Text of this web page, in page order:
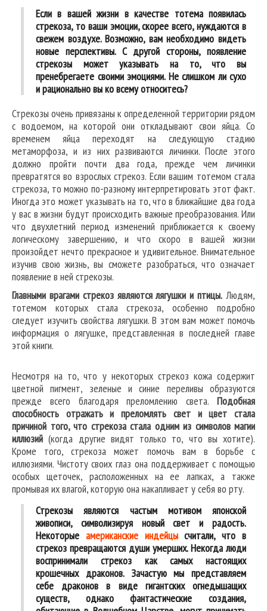
Если в вашей жизни в качестве тотема появилась
стрекоза, то ваши эмоции, скорее всего, нуждаются в
свежем воздухе. Возможно, вам необходимо видеть
новые перспективы. С другой стороны, появление
стрекозы может указывать на то, что вы
пренебрегаете своими эмоциями. Не слишком ли сухо
и рационально вы ко всему относитесь?
Стрекозы очень привязаны к определенной территории рядом
с водоемом, на которой они откладывают свои яйца. Со
временем яйца переходят на следующую стадию
метаморфоза, и из них развиваются личинки. После этого
должно пройти почти два года, прежде чем личинки
превратятся во взрослых стрекоз. Если вашим тотемом стала
стрекоза, то можно по-разному интерпретировать этот факт.
Иногда это может указывать на то, что в ближайшие два года
у вас в жизни будут происходить важные преобразования. Или
что двухлетний период изменений приближается к своему
логическому завершению, и что скоро в вашей жизни
произойдет нечто прекрасное и удивительное. Внимательное
изучив свою жизнь, вы сможете разобраться, что означает
появление в ней стрекозы.
Главными врагами стрекоз являются лягушки и птицы. Людям,
тотемом которых стала стрекоза, особенно подробно
следует изучить свойства лягушки. В этом вам может помочь
информация о лягушке, представленная в последней главе
этой книги.
Несмотря на то, что у некоторых стрекоз кожа содержит
цветной пигмент, зеленые и синие переливы образуются
прежде всего благодаря преломлению света. Подобная
способность отражать и преломлять свет и цвет стала
причиной того, что стрекоза стала одним из символов магии
иллюзий (когда другие видят только то, что вы хотите).
Кроме того, стрекоза может помочь вам в борьбе с
иллюзиями. Чистоту своих глаз она поддерживает с помощью
особых щеточек, расположенных на ее лапках, а также
промывая их влагой, которую она накапливает у себя во рту.
Стрекозы являются частым мотивом японской
живописи, символизируя новый свет и радость.
Некоторые американские индейцысчитали, что в
стрекоз превращаются души умерших. Некогда люди
воспринимали стрекоз как самых настоящих
крошечных драконов. Зачастую мы представляем
себе драконов в виде гигантских огнедышащих
существ, однако фантастические создания,